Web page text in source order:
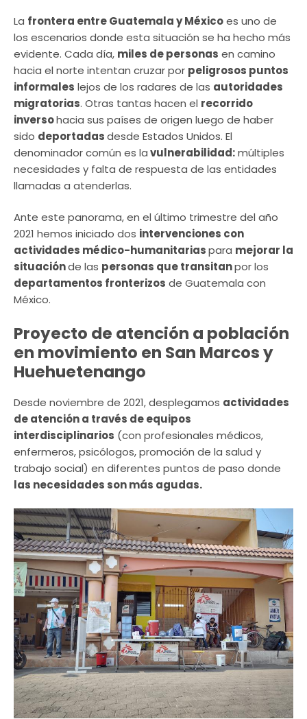
La frontera entre Guatemala y Méxicoes uno de
los escenarios donde esta situación se ha hecho más
evidente. Cada día, miles de personas en camino
hacia el norte intentan cruzar por peligrosos puntos
informales lejos de los radares de las autoridades
migratorias. Otras tantas hacen el recorrido
inversohacia sus países de origen luego de haber
sido deportadasdesde Estados Unidos. El
denominador común es lavulnerabilidad:múltiples
necesidades y falta de respuesta de las entidades
llamadas a atenderlas.
Ante este panorama, en el último trimestre del año
2021 hemos iniciado dos intervenciones con
actividades médico-humanitariaspara mejorar la
situaciónde las personas que transitanpor los
departamentos fronterizos de Guatemala con
México.
Proyecto de atención a población
en movimiento en San Marcos y
Huehuetenango
Desde noviembre de 2021, desplegamos actividades
de atención a través de equipos
interdisciplinarios (con profesionales médicos,
enfermeros, psicólogos, promoción de la salud y
trabajo social) en diferentes puntos de paso donde
las necesidades son más agudas.